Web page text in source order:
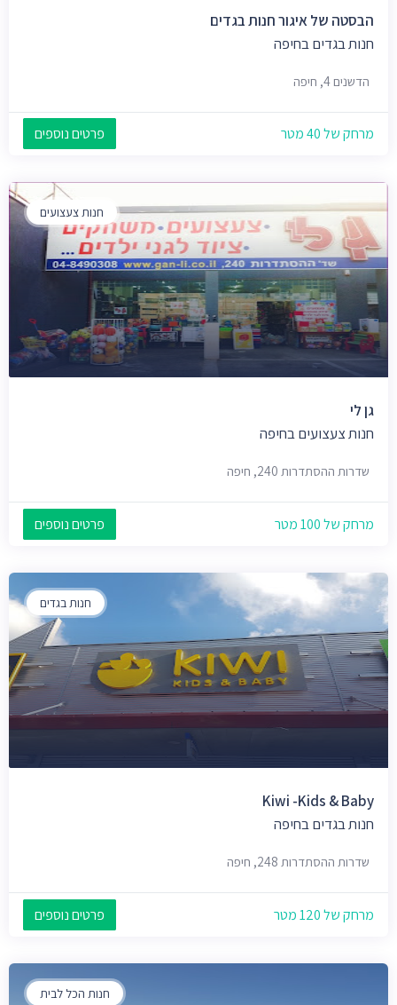
הבסטה של איגור חנות בגדים
חנות בגדים בחיפה
הדשנים 4, חיפה
מרחק של 40 מטר פרטים נוספים
חנות צעצועים
גן לי
חנות צעצועים בחיפה
שדרות ההסתדרות 240, חיפה
מרחק של 100 מטר פרטים נוספים
חנות בגדים
Kiwi -Kids & Baby
חנות בגדים בחיפה
שדרות ההסתדרות 248, חיפה
מרחק של 120 מטר פרטים נוספים
חנות הכל לבית